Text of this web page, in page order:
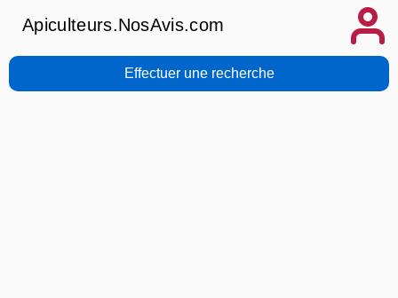
Apiculteurs.NosAvis.com
Effectuer une recherche